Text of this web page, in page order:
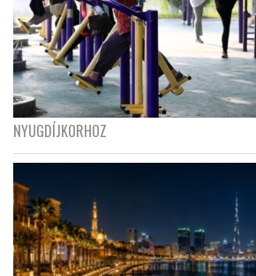
NYUGDÍJKORHOZ